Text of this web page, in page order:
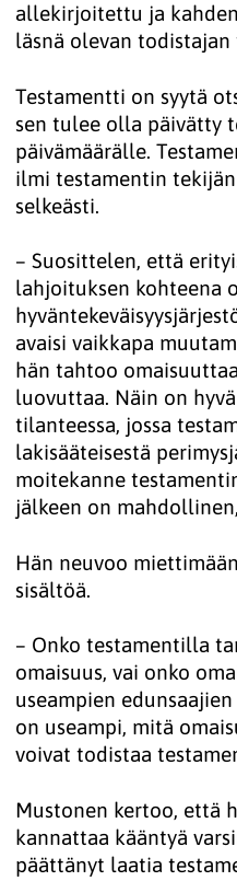
allekirjoitettu ja
läsnä olevan
Testamentti on syytä
sen tulee olla päivätty
päivämäärälle.
ilmi testamentin
selkeästi.
– Suosittelen, että
lahjoituksen kohteena
avaisi vaikkapa
hän tahtoo
luovuttaa. Näin on
tilanteessa, jossa
lakisääteisestä
moitekanne
jälkeen on
Hän neuvoo
sisältöä.
– Onko testamentilla
omaisuus, vai onko
useampien
on useampi, mitä
voivat todistaa
Mustonen kertoo, että
kannattaa kääntyä
päättänyt laatia